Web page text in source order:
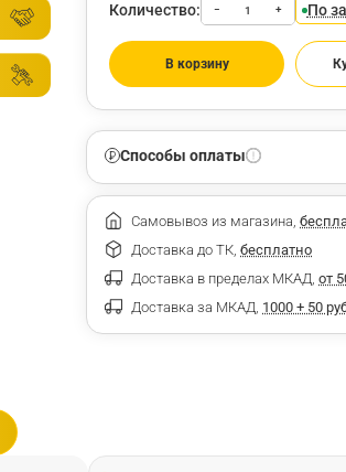
Количество: − + По
В корзину
Способы оплаты
Самовывоз из магазина,
Доставка до ТК, бесплатно
Доставка в пределах МКАД, от
Доставка за МКАД, 1000 + 50